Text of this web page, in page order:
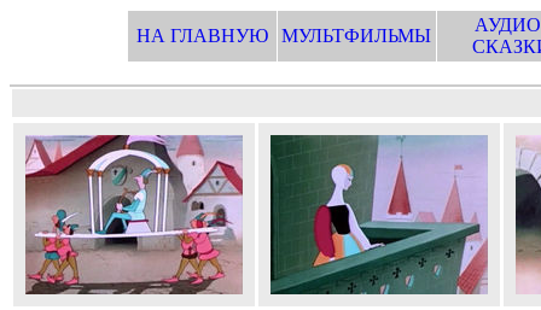
НА ГЛАВНУЮ МУЛЬТФИЛЬМЫ